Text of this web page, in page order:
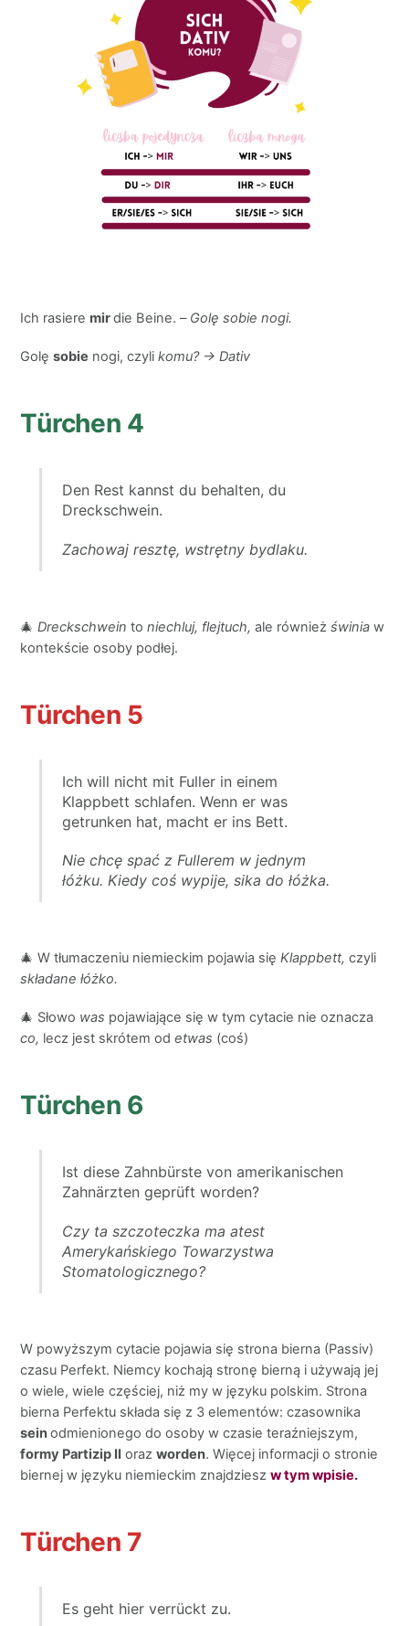
Ich rasiere mirdie Beine. – Golę sobie nogi.
Golęsobie nogi, czylikomu? → Dativ
Türchen 4
Den Rest kannst du behalten, du
Dreckschwein.
Zachowaj resztę, wstrętny bydlaku.
🎄Dreckschweintoniechluj, flejtuch,ale równieżświniaw
kontekście osoby podłej.
Türchen 5
Ich will nicht mit Fuller in einem
Klappbett schlafen. Wenn er was
getrunken hat, macht er ins Bett.
Nie chcę spać z Fullerem w jednym
łóżku. Kiedy coś wypije, sika do łóżka.
🎄 W tłumaczeniu niemieckim pojawia sięKlappbett, czyli
składane łóżko.
🎄 Słowo was pojawiające się w tym cytacie nie oznacza
co, lecz jest skrótem odetwas (coś)
Türchen 6
Ist diese Zahnbürste von amerikanischen
Zahnärzten geprüft worden?
Czy ta szczoteczka ma atest
Amerykańskiego Towarzystwa
Stomatologicznego?
W powyższym cytacie pojawia się strona bierna (Passiv)
czasu Perfekt. Niemcy kochają stronę bierną i używają jej
o wiele, wiele częściej, niż my w języku polskim. Strona
bierna Perfektu składa się z 3 elementów: czasownika
seinodmienionego do osoby w czasie teraźniejszym,
formy Partizip II orazworden. Więcej informacji o stronie
biernej w języku niemieckim znajdzieszw tym wpisie.
Türchen 7
Es geht hier verrückt zu.